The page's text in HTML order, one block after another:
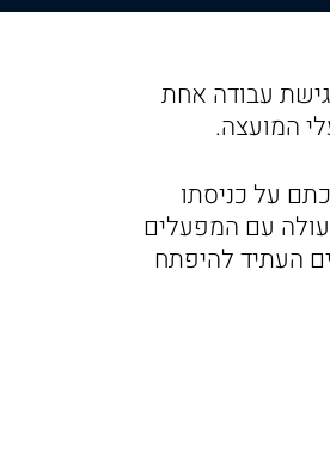
עבודה אחת
המועצה.
על כניסתו
עם המפעלים
העתיד להיפתח